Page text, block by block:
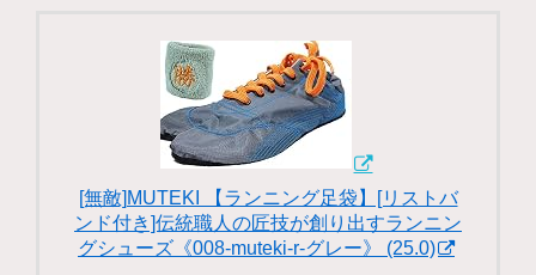
[無敵]MUTEKI 【ランニング足袋】[リストバ
ンド付き]伝統職人の匠技が創り出すランニン
グシューズ《008-muteki-r-グレー》 (25.0)